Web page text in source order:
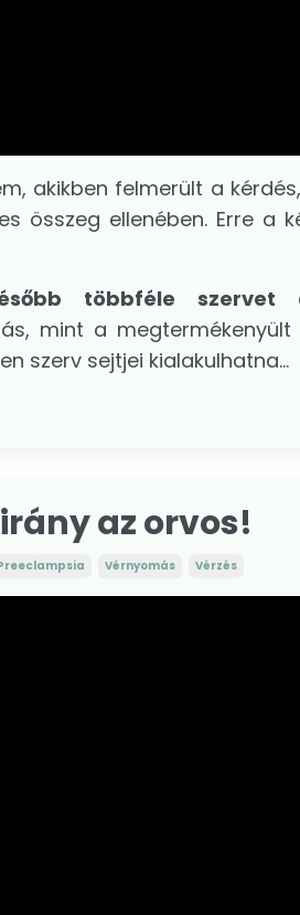
akikben felmerült a
összeg ellenében. Erre a
többféle szervet
mint a
szerv sejtjei kialakulhatna...
az orvos!
Vérnyomás Vérzés